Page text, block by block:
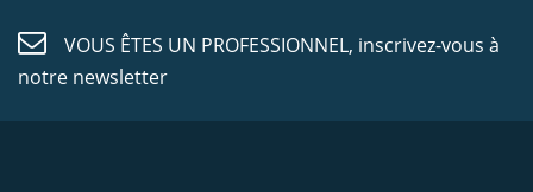
VOUS ÊTES UN PROFESSIONNEL, inscrivez-vous à
notre newsletter